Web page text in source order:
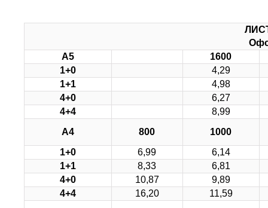
А5
1600
1+0
4,29
1+1
4,98
4+0
6,27
4+4
8,99
А4
800
1000
1+0
6,99
6,14
1+1
8,33
6,81
4+0
10,87
9,89
4+4
16,20
11,59